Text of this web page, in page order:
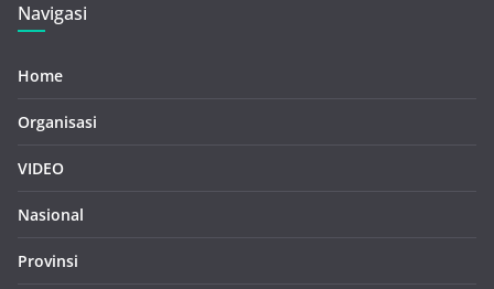
Navigasi
Home
Organisasi
VIDEO
Nasional
Provinsi